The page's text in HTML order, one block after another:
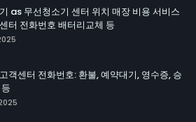
as 무선청소기 센터 위치 매장 비용 서비스
터 전화번호 배터리교체 등
객센터 전화번호: 환불, 예약대기, 영수증, 승